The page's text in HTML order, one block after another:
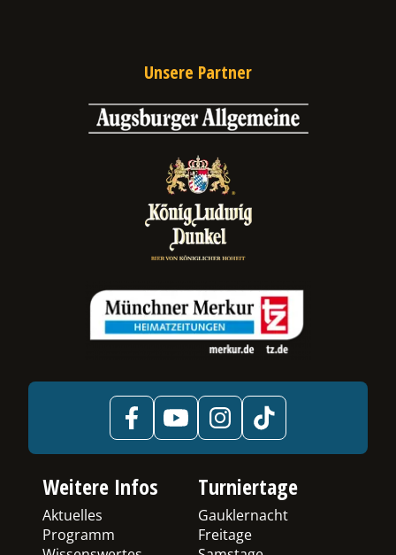
Unsere Partner
Weitere Infos
Aktuelles
Programm
Turniertage
Gauklernacht
Freitage